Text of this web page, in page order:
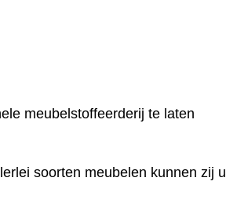
meubelstoffeerderij te laten
soorten meubelen kunnen zij u